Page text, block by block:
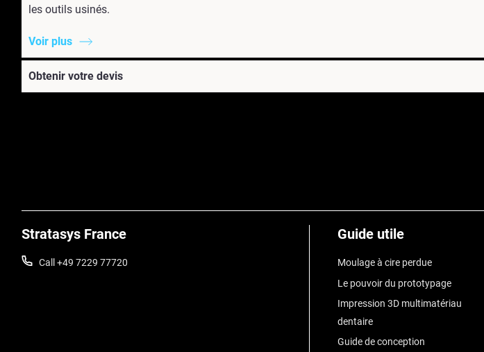
les outils usinés.
Voir plus
Obtenir votre devis
Stratasys France
Call +49 7229 77720
Guide utile
Moulage à cire perdue
Le pouvoir du prototypage
Impression 3D multimatériau
dentaire
Guide de conception